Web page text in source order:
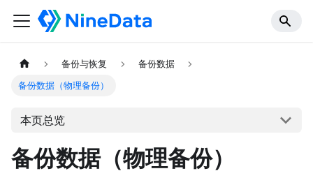
备份与恢复
备份数据
备份数据（物理备份）
本页总览
备份数据（物理备份）